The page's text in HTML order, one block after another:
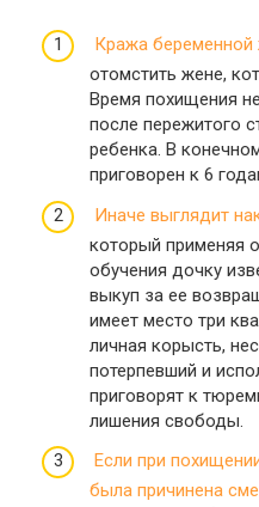
Кража
отомстить жене,
Время похищения
после пережитого
ребенка. В
приговорен к 6
Иначе выглядит
который применяя
обучения дочку
выкуп за ее
имеет место три
личная корысть,
потерпевший и
приговорят к
лишения свободы.
Если при
была причинена